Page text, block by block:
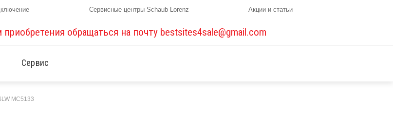
Сервисные центры Schaub Lorenz Акции и статьи
обращаться на почту bestsites4sale@gmail.com
Сервис
MC5133